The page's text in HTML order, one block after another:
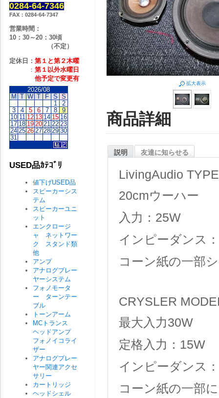
拡大表示
商品詳細
説明 友達に知らせる
LivingAudio
20cmウーハー
入力：25W
インピーダンス
コーン紙の一部
CRYSLER
最大入力30W
定格入力：15W
インピーダンス
コーン紙の一部
0284-64-7346
FAX：0284-64-7347
営業時間：
10：30～20：30頃
（不定）
定休日： 第１と第２木曜
： 第１以外水曜日
他予定で変更有
2026/08
M T W T F S S
1
2
3
4 5 6 7 8
9
10 11 12 13 14 15 16
17 18 19 20 21 22 23
24 25 26 27 28 29 30
31
USED品ｶﾃｺﾞﾘ
値下げUSED品
スピーカーシス
テム
スピーカーユニ
ット
エンクロージ
ャ ネットワー
ク スタンド類
他
アンプ
アナログプレー
ヤーシステム
フォノモータ
ー ターンテー
ブル
トーンアーム
MCトランス
ヘッドアンプ
フォノイコライ
ザー
アナログプレー
ヤー関連アクセ
サリー
カートリッジ
ヘッドシェル